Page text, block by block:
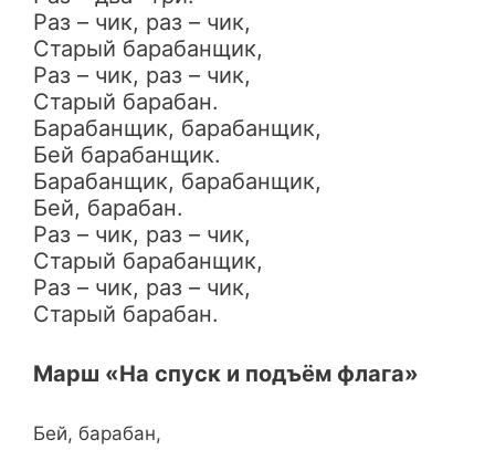
Раз – чик, раз – чик,
Старый барабанщик,
Раз – чик, раз – чик,
Старый барабан.
Барабанщик, барабанщик,
Бей барабанщик.
Барабанщик, барабанщик,
Бей, барабан.
Раз – чик, раз – чик,
Старый барабанщик,
Раз – чик, раз – чик,
Старый барабан.
Марш «На спуск и подъём флага»
Бей, барабан,